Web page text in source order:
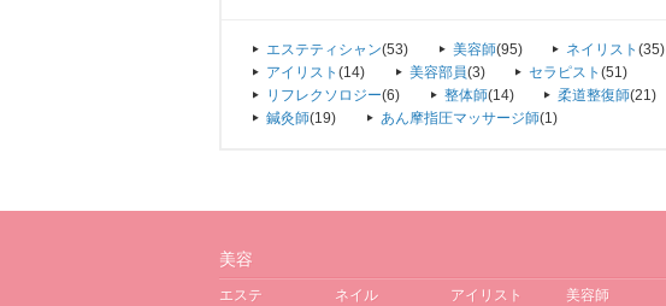
エステティシャン(53) 美容師(95) ネイリスト(35)
アイリスト (14) 美容部員(3) セラピスト(51)
リフレクソロジー(6) 整体師(14) 柔道整復師(21)
鍼灸師(19) あん摩指圧マッサージ師(1)
美容
エステ ネイル アイリスト 美容師